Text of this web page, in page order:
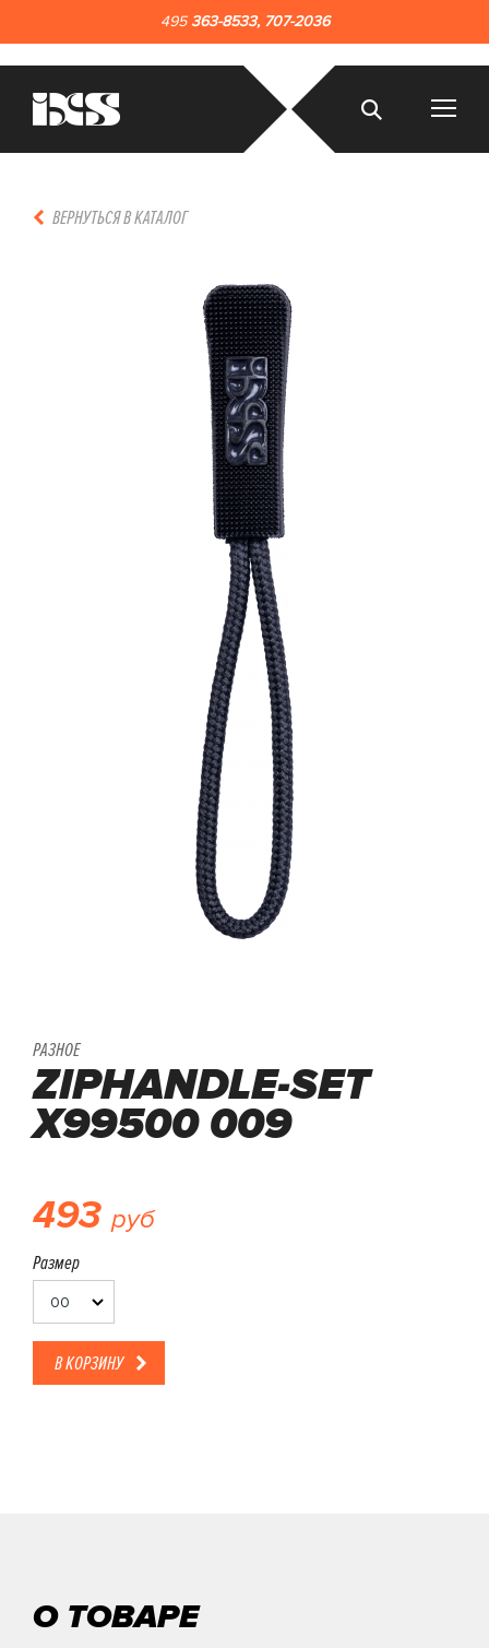
495 363-8533, 707-2036
ВЕРНУТЬСЯ В КАТАЛОГ
РАЗНОЕ
ZIPHANDLE-SET
X99500 009
493 руб
Размер
00
В КОРЗИНУ
О ТОВАРЕ